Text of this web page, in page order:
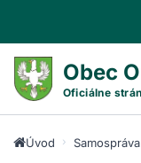
obsahu
Obec
Oficiálne
Úvod Samospráva